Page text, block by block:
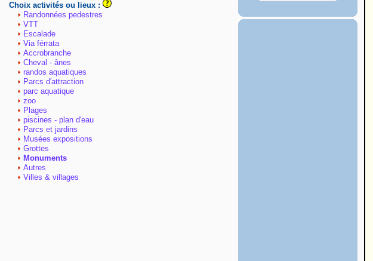
Choix activités ou lieux :
Randonnées pedestres
VTT
Escalade
Via férrata
Accrobranche
Cheval - ânes
randos aquatiques
Parcs d'attraction
parc aquatique
zoo
Plages
piscines - plan d'eau
Parcs et jardins
Musées expositions
Grottes
Monuments
Autres
Villes & villages